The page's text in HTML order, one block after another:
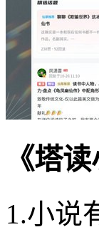
《塔
1.小说